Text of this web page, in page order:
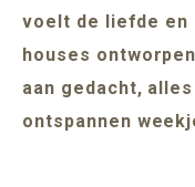
voelt de liefde en
houses
aan gedacht,
ontspannen